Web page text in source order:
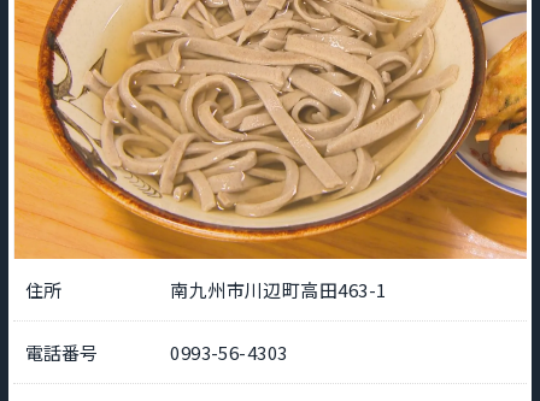
住所 南九州市川辺町高田463-1
電話番号 0993-56-4303